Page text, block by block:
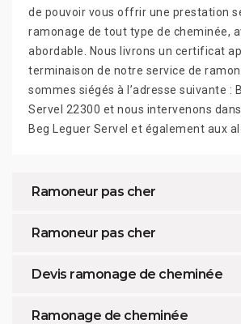
de pouvoir vous offrir une prestation
ramonage de tout type de cheminée,
abordable. Nous livrons un certificat
terminaison de notre service de
sommes siégés à l’adresse suivante :
Servel 22300 et nous intervenons
Beg Leguer Servel et également aux
Ramoneur pas cher
Ramoneur pas cher
Devis ramonage de cheminée
Ramonage de cheminée